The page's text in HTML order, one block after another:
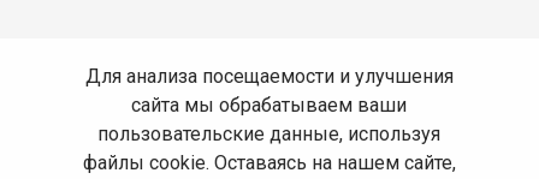
Для анализа посещаемости и улучшения
сайта мы обрабатываем ваши
пользовательские данные, используя
файлы cookie. Оставаясь на нашем сайте,